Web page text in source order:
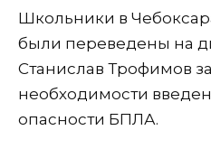
Школьники в
были переведены на
Станислав Трофимов
необходимости
опасности БПЛА.